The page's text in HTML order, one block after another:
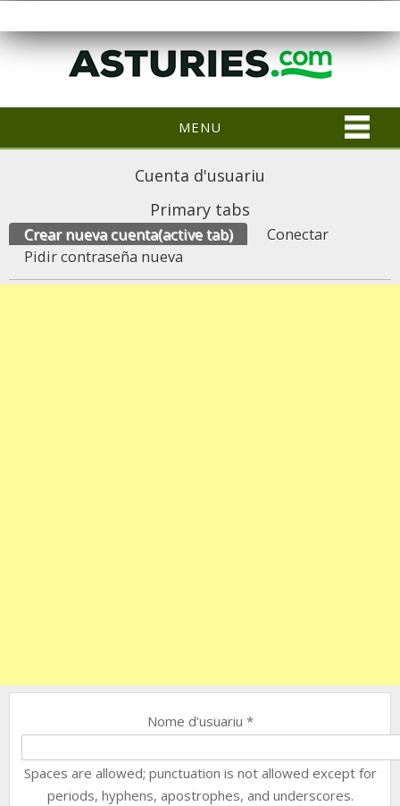
MENU
Cuenta d'usuariu
Primary tabs
Crear nueva cuenta(active tab)
Conectar
Pidir contraseña nueva
Nome d'usuariu *
Spaces are allowed; punctuation is not allowed except for
periods, hyphens, apostrophes, and underscores.